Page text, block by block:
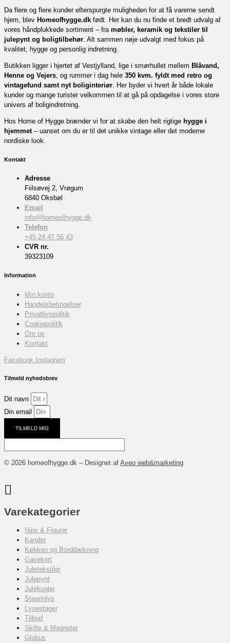
Da flere og flere kunder efterspurgte muligheden for at få varerne sendt
hjem, blev Homeofhygge.dk født. Her kan du nu finde et bredt udvalg af
vores håndplukkede sortiment – fra møbler, keramik og tekstiler til
julepynt og boligtilbehør. Alt sammen nøje udvalgt med fokus på
kvalitet, hygge og personlig indretning.
Butikken ligger i hjertet af Vestjylland, lige i smørhullet mellem Blåvand,
Henne og Vejers, og rummer i dag hele 350 kvm. fyldt med retro og
vintagefund samt nyt boliginteriør. Her byder vi hvert år både lokale
kunder og mange turister velkommen til at gå på opdagelse i vores store
univers af boligindretning.
Hos Home of Hygge brænder vi for at skabe den helt rigtige hygge i
hjemmet – uanset om du er til det unikke vintage eller det moderne
nordiske look.
Kontakt
Adresse
Fiilsøvej 2, Vrøgum
6840 Oksbøl
Email
info@homeofhygge.dk
Telefon
+45 24 47 56 43
CVR nr.
39323109
Information
Min konto
Handelsbetingelser
Privatlivspolitik
Cookiepolitik
Om os
Kontakt
Facebook Instagram
Tilmeld nyhedsbrev
Dit navn
Din email
TILMELD MIG
© 2026 homeofhygge.dk – Designet af Aveo web&marketing
Varekategorier
Nips & Figurer
Kander
Køkken og Borddækning
Gavekort
Juletekstiler
Julepynt
Julekugler
Stearinlys
Lysestager
Tilbud
Skilte & Magneter
Globus